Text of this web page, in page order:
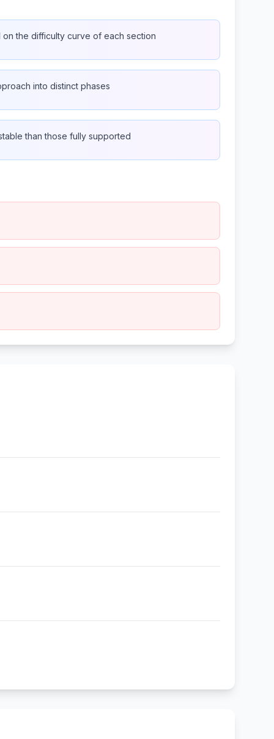
the difficulty curve of each section
into distinct phases
than those fully supported